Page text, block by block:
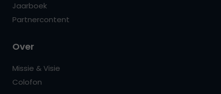
Jaarboek
Partnercontent
Over
Missie & Visie
Colofon